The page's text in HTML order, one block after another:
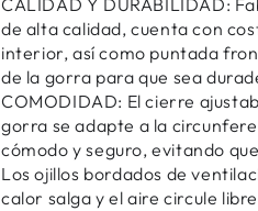
CALIDAD Y DURABILIDAD:
de alta calidad, cuenta con
interior, así como puntada
de la gorra para que sea
COMODIDAD: El cierre
gorra se adapte a la
cómodo y seguro, evitando
Los ojillos bordados de
calor salga y el aire circule